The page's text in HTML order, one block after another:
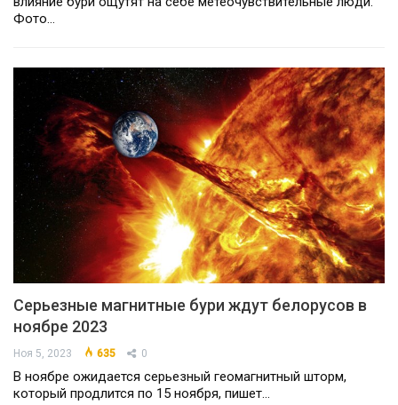
Фото…
Серьезные магнитные бури ждут белорусов в
ноябре 2023
Ноя 5, 2023 635 0
В ноябре ожидается серьезный геомагнитный шторм,
который продлится по 15 ноября, пишет…